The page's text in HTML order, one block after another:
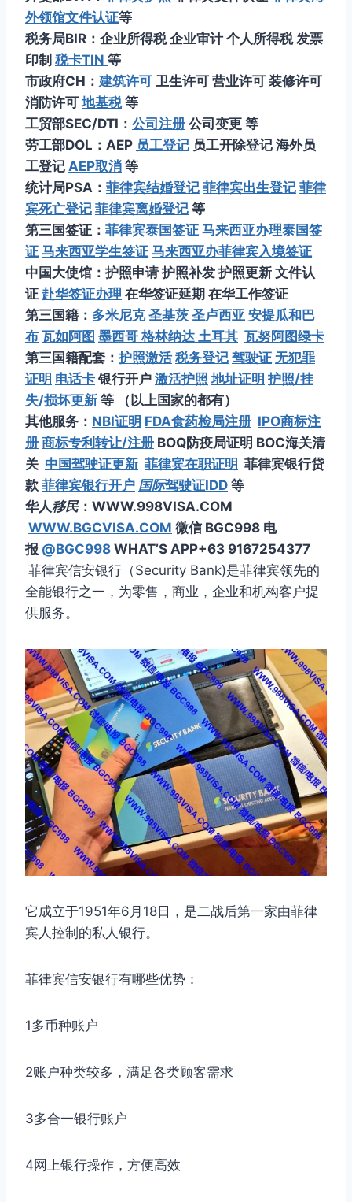
外领馆文件认证等
税务局BIR：企业所得税 企业审计 个人所得税 发票
印制 税卡TIN 等
市政府CH： 建筑许可 卫生许可 营业许可 装修许可
消防许可 地基税等
工贸部SEC/DTI： 公司注册 公司变更 等
劳工部DOL：AEP 员工登记 员工开除登记 海外员
工登记 AEP取消 等
统计局PSA： 菲律宾结婚登记 菲律宾出生登记 菲律
宾死亡登记 菲律宾离婚登记 等
第三国签证： 菲律宾泰国签证 马来西亚办理泰国签
证 马来西亚学生签证 马来西亚办菲律宾入境签证
中国大使馆：护照申请 护照补发 护照更新 文件认
证 赴华签证办理 在华签证延期 在华工作签证
第三国籍： 多米尼克 圣基茨 圣卢西亚 安提瓜和巴
布 瓦如阿图 墨西哥 格林纳达 土耳其 瓦努阿图绿卡
第三国籍配套： 护照激活 税务登记 驾驶证 无犯罪
证明 电话卡 银行开户 激活护照 地址证明 护照/挂
失/损坏更新 等 （以上国家的都有）
其他服务： NBI证明 FDA食药检局注册 IPO商标注
册 商标专利转让/注册 BOQ防疫局证明 BOC海关清
关 中国驾驶证更新 菲律宾在职证明 菲律宾银行贷
款 菲律宾银行开户 国际驾驶证IDD 等
华人移民：WWW.998VISA.COM
WWW.BGCVISA.COM 微信 BGC998 电
报 @BGC998 WHAT’S APP+63 9167254377
菲律宾信安银行（Security Bank)是菲律宾领先的
全能银行之一，为零售，商业，企业和机构客户提
供服务。
它成立于1951年6月18日，是二战后第一家由菲律
宾人控制的私人银行。
菲律宾信安银行有哪些优势：
1多币种账户
2账户种类较多，满足各类顾客需求
3多合一银行账户
4网上银行操作，方便高效